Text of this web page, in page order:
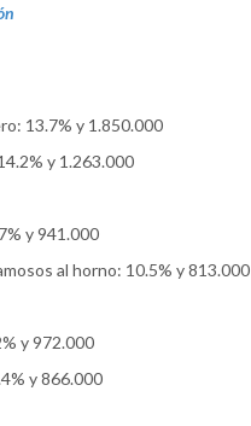
13.7% y 1.850.000
y 1.263.000
y 941.000
al horno: 10.5% y 813.000
y 972.000
y 866.000